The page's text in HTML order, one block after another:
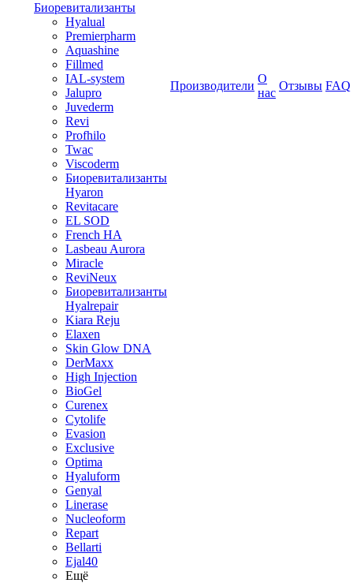
Биоревитализанты
Hyalual
Premierpharm
Aquashine
Fillmed
IAL-system
Jalupro
Juvederm
Revi
Profhilo
Twac
Viscoderm
Биоревитализанты
Hyaron
Revitacare
EL SOD
French HA
Lasbeau Aurora
Miracle
ReviNeux
Биоревитализанты
Hyalrepair
Kiara Reju
Elaxen
Skin Glow DNA
DerMaxx
High Injection
BioGel
Curenex
Cytolife
Evasion
Exclusive
Optima
Hyaluform
Genyal
Linerase
Nucleoform
Repart
Bellarti
Ejal40
Ещё
Производители
О
нас
Отзывы FAQ